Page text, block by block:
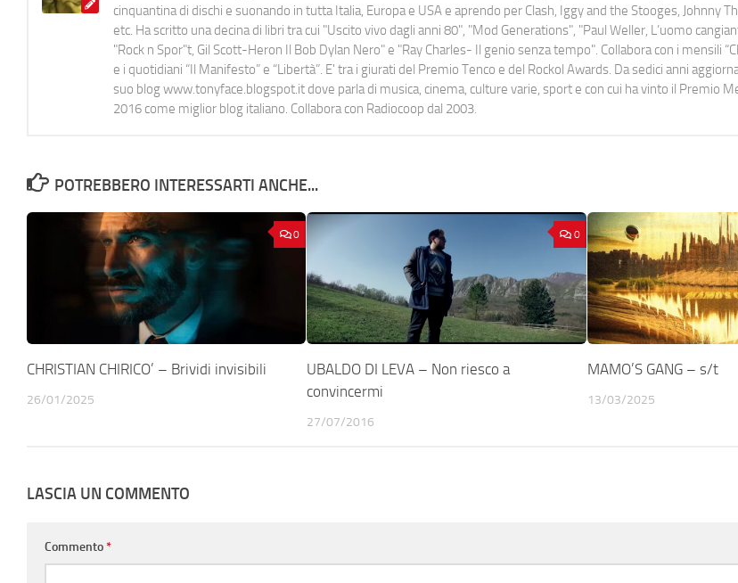
cinquantina di dischi e suonando in tutta Italia, Europa e USA e aprendo per Clash, Iggy and the Stooges, Johnny
etc. Ha scritto una decina di libri tra cui "Uscito vivo dagli anni 80", "Mod Generations", "Paul Weller, L’uomo
"Rock n Spor"t, Gil Scott-Heron Il Bob Dylan Nero" e "Ray Charles- Il genio senza tempo". Collabora con i mensili
e i quotidiani “Il Manifesto” e “Libertà”. E' tra i giurati del Premio Tenco e del Rockol Awards. Da sedici anni
suo blog www.tonyface.blogspot.it dove parla di musica, cinema, culture varie, sport e con cui ha vinto il Premio
2016 come miglior blog italiano. Collabora con Radiocoop dal 2003.
POTREBBERO INTERESSARTI ANCHE...
0
CHRISTIAN CHIRICO’ – Brividi invisibili
26/01/2025
0
UBALDO DI LEVA – Non riesco a
convincermi
27/07/2016
MAMO’S GANG – s/t
13/03/2025
LASCIA UN COMMENTO
Commento*